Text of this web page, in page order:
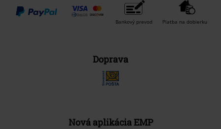
Bankový prevod Platba na dobierku
Doprava
Nová aplikácia EMP